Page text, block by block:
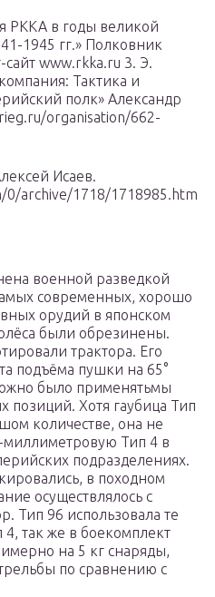
РККА в годы великой
1945 гг.» Полковник
www.rkka.ru 3. Э.
Тактика и
полк» Александр
organisation/662-
Исаев.
archive/1718/1718985.htm
военной разведкой
современных, хорошо
орудий в японском
были обрезинены.
трактора. Его
подъёма пушки на 65°
было применятьмы
позиций. Хотя гаубица Тип
количестве, она не
миллиметровую Тип 4 в
подразделениях.
в походном
осуществлялось с
Тип 96 использовала те
так же в боекомплект
на 5 кг снаряды,
по сравнению с